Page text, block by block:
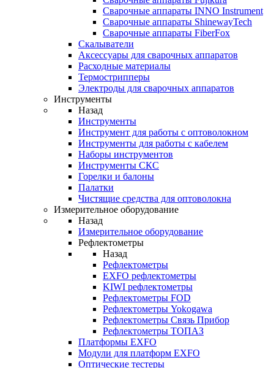
Сварочные аппараты INNO Instrument
Сварочные аппараты ShinewayTech
Cварочные аппараты FiberFox
Скалыватели
Аксессуары для сварочных аппаратов
Расходные материалы
Термострипперы
Электроды для сварочных аппаратов
Инструменты
Назад
Инструменты
Инструмент для работы с оптоволокном
Инструменты для работы с кабелем
Наборы инструментов
Инструменты СКС
Горелки и балоны
Палатки
Чистящие средства для оптоволокна
Измерительное оборудование
Назад
Измерительное оборудование
Рефлектометры
Назад
Рефлектометры
EXFO рефлектометры
KIWI рефлектометры
Рефлектометры FOD
Рефлектометры Yokogawa
Рефлектометры Связь Прибор
Рефлектометры ТОПАЗ
Платформы EXFO
Модули для платформ EXFO
Оптические тестеры